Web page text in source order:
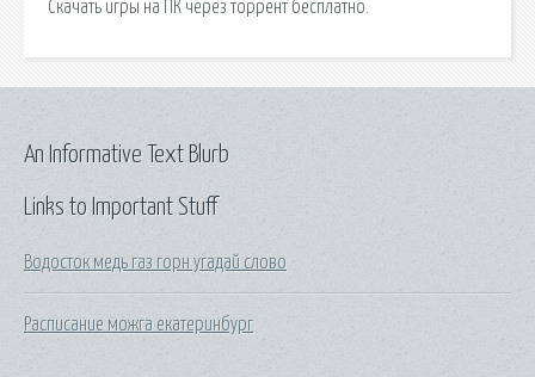
Скачать игры на ПК через торрент бесплатно.
Links to Important Stuff
Водосток медь газ горн угадай слово
Расписание можга екатеринбург
An Informative Text Blurb